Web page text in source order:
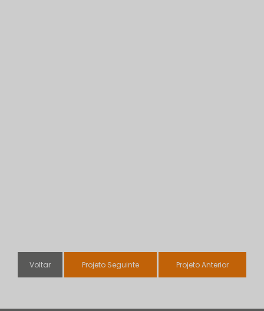
Voltar Projeto Seguinte Projeto Anterior